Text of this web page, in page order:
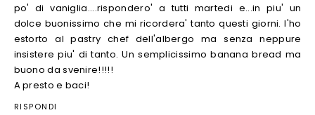
po' di vaniglia....rispondero' a tutti martedi e...in piu' un
dolce buonissimo che mi ricordera' tanto questi giorni. l'ho
estorto al pastry chef dell'albergo ma senza neppure
insistere piu' di tanto. Un semplicissimo banana bread ma
buono da svenire!!!!!
A presto e baci!
RISPONDI